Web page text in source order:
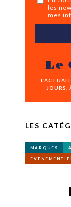
les
mes
Le
JOURS,
LES
MARQUES